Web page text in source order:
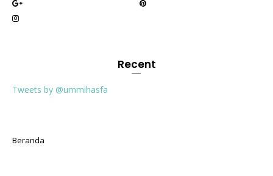
Recent
Tweets by @ummihasfa
Beranda